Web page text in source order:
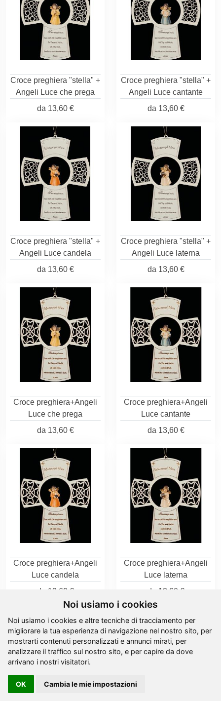
Noi usiamo i cookies
Noi usiamo i cookies e altre tecniche di tracciamento per
migliorare la tua esperienza di navigazione nel nostro sito, per
mostrarti contenuti personalizzati e annunci mirati, per
analizzare il traffico sul nostro sito, e per capire da dove
arrivano i nostri visitatori.
OK Cambia le mie impostazioni
Croce preghiera "stella" +
Angeli Luce che prega
da 13,60 €
Croce preghiera "stella" +
Angeli Luce cantante
da 13,60 €
Croce preghiera "stella" +
Angeli Luce candela
da 13,60 €
Croce preghiera "stella" +
Angeli Luce laterna
da 13,60 €
Croce preghiera+Angeli
Luce che prega
da 13,60 €
Croce preghiera+Angeli
Luce cantante
da 13,60 €
Croce preghiera+Angeli
Luce candela
da
13,60 €
Croce preghiera+Angeli
Luce laterna
da
13,60 €